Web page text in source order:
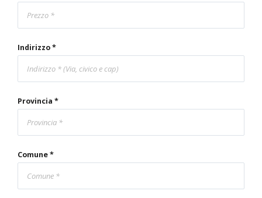
Indirizzo *
Provincia *
Comune *